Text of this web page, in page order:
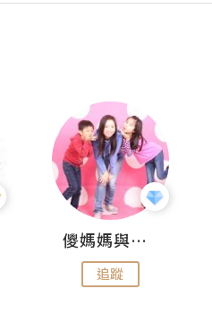
儍媽媽與兩隻小魔怪之家
追蹤